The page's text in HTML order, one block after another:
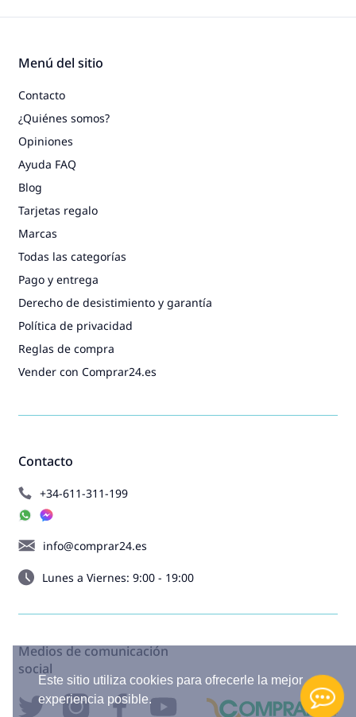
Este sitio utiliza cookies para ofrecerle la mejor
experiencia posible.
Contacto
+34-611-311-199
info@comprar24.es
Lunes a Viernes: 9:00 - 19:00
Menú del sitio
Contacto
¿Quiénes somos?
Opiniones
Ayuda FAQ
Blog
Tarjetas regalo
Marcas
Todas las categorías
Pago y entrega
Derecho de desistimiento y garantía
Política de privacidad
Reglas de compra
Vender con Comprar24.es
Medios de comunicación
social